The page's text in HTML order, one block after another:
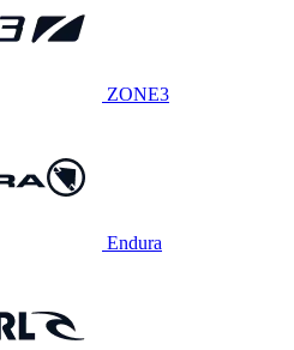
ZONE3
Endura